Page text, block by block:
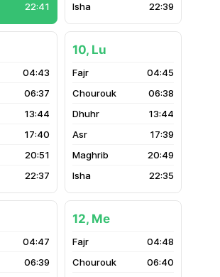
22:41
22:39
04:43
06:37
13:44
17:40
20:51
22:37
10, Lu
04:45
06:38
13:44
17:39
20:49
22:35
04:47
06:39
12, Me
04:48
06:40